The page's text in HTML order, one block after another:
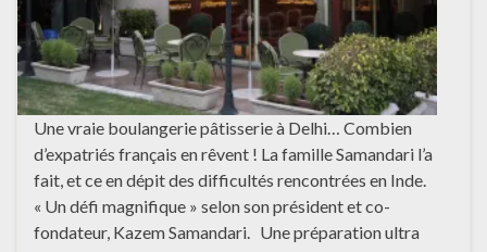
Une vraie boulangerie pâtisserie à Delhi… Combien
d’expatriés français en rêvent ! La famille Samandari l’a
fait, et ce en dépit des difficultés rencontrées en Inde.
« Un défi magnifique » selon son président et co-
fondateur, Kazem Samandari. Une préparation ultra